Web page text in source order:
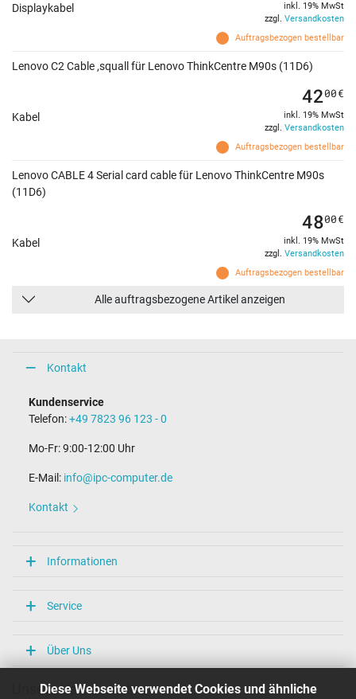
Diese Webseite verwendet Cookies und ähnliche
Displaykabel
Auftragsbezogen bestellbar
inkl. 19% MwSt
zzgl. Versandkosten
Lenovo C2 Cable ,squall für Lenovo ThinkCentre M90s (11D6)
Kabel
Auftragsbezogen bestellbar
4200€
inkl. 19% MwSt
zzgl. Versandkosten
Lenovo CABLE 4 Serial card cable für Lenovo ThinkCentre M90s
(11D6)
Kabel
Auftragsbezogen bestellbar
4800€
inkl. 19% MwSt
zzgl. Versandkosten
Alle auftragsbezogene Artikel anzeigen
Kontakt
Kundenservice
Telefon:+49 7823 96 123 - 0
Mo-Fr: 9:00-12:00 Uhr
E-Mail: info@ipc-computer.de
Kontakt
Informationen
Service
Über Uns
Unsere Versandarten